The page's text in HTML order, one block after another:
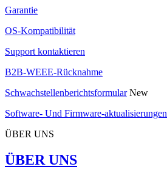
Garantie
OS-Kompatibilität
Support kontaktieren
B2B-WEEE-Rücknahme
Schwachstellenberichtsformular New
Software- Und Firmware-aktualisierungen
ÜBER UNS
ÜBER UNS